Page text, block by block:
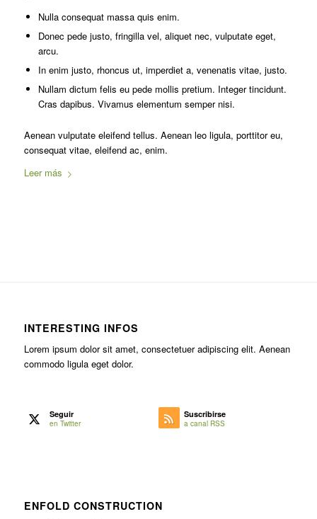
Nulla consequat massa quis enim.
Donec pede justo, fringilla vel, aliquet nec, vulputate eget,
arcu.
In enim justo, rhoncus ut, imperdiet a, venenatis vitae, justo.
Nullam dictum felis eu pede mollis pretium. Integer tincidunt.
Cras dapibus. Vivamus elementum semper nisi.
Aenean vulputate eleifend tellus. Aenean leo ligula, porttitor eu,
consequat vitae, eleifend ac, enim.
Leer más
INTERESTING INFOS
Lorem ipsum dolor sit amet, consectetuer adipiscing elit. Aenean
commodo ligula eget dolor.
Seguir
en Twitter
Suscribirse
a canal RSS
ENFOLD CONSTRUCTION